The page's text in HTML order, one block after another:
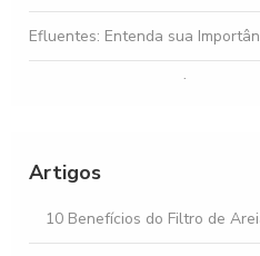
Efluentes: Entenda sua
Gestão de Efluentes é
Artigos
10 Benefícios do Filtro de